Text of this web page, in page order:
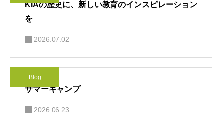
KIAの歴史に、新しい教育のインスピレーション
を
2026.07.02
Blog
サマーキャンプ
2026.06.23